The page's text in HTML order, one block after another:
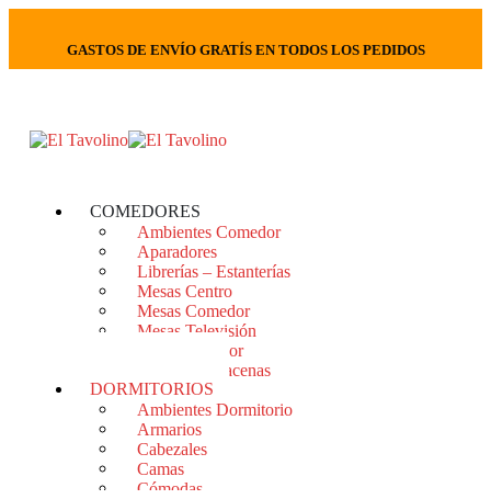
GASTOS DE ENVÍO GRATÍS EN TODOS LOS PEDIDOS
COMEDORES
Ambientes Comedor
Aparadores
Librerías – Estanterías
Mesas Centro
Mesas Comedor
Mesas Televisión
Sillas Comedor
Vitrinas – Alacenas
DORMITORIOS
Ambientes Dormitorio
Armarios
Cabezales
Camas
Cómodas